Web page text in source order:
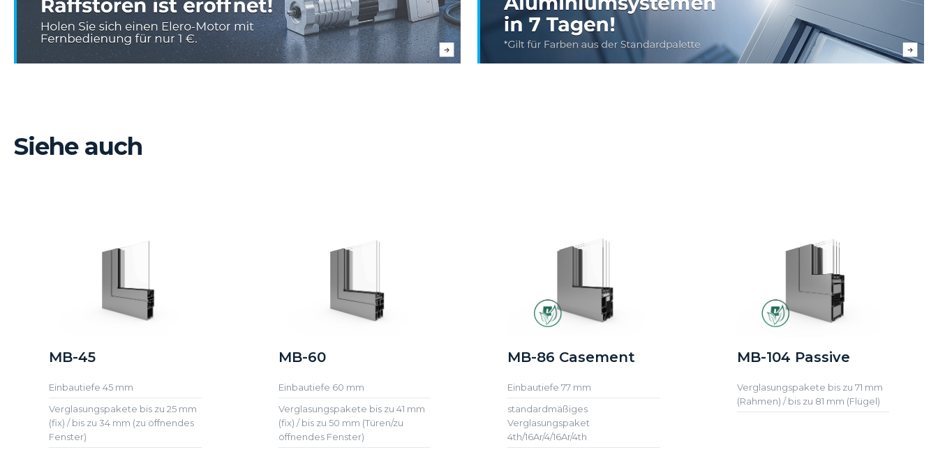
Siehe auch
MB-45
Einbautiefe 45 mm
Verglasungspakete bis zu 25 mm
(fix) / bis zu 34 mm (zu öffnendes
Fenster)
MB-60
Einbautiefe 60 mm
Verglasungspakete bis zu 41 mm
(fix) / bis zu 50 mm (Türen/zu
öffnendes Fenster)
MB-86 Casement
Einbautiefe 77 mm
standardmäßiges
Verglasungspaket
4th/16Ar/4/16Ar/4th
MB-104 Passive
Verglasungspakete bis zu 71 mm
(Rahmen) / bis zu 81 mm (Flügel)